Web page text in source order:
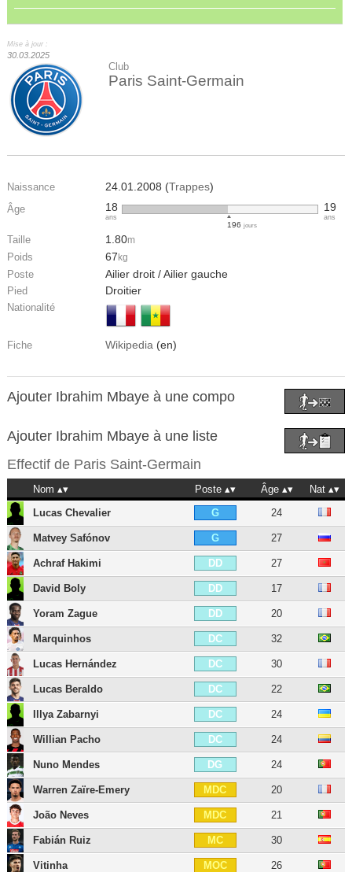
Mise à jour :
30.03.2025
Club
Paris Saint-Germain
Naissance 24.01.2008 (Trappes)
Âge 18
ans
196 jours
19
ans
Taille 1.80m
Poids 67 kg
Poste Ailier droit / Ailier gauche
Pied Droitier
Nationalité
Fiche Wikipedia (en)
Ajouter Ibrahim Mbaye à une compo
Ajouter Ibrahim Mbaye à une liste
Effectif de Paris Saint-Germain
Nom Poste Âge
Nat
Lucas Chevalier
G 24
Matvey Safónov G 27
Achraf Hakimi DD 27
David Boly DD 17
Yoram Zague DD 20
Marquinhos DC 32
Lucas Hernández DC 30
Lucas Beraldo DC 22
Illya Zabarnyi DC 24
Willian Pacho DC 24
Nuno Mendes DG 24
Warren Zaïre-Emery MDC 20
João Neves MDC 21
Fabián Ruiz MC 30
Vitinha MOC 26